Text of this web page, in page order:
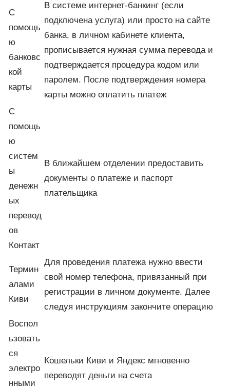
С
помощь
ю
банковс
кой
карты
В системе интернет-банкинг (если
подключена услуга) или просто на сайте
банка, в личном кабинете клиента,
прописывается нужная сумма перевода и
подтверждается процедура кодом или
паролем. После подтверждения номера
карты можно оплатить платеж
С
помощь
ю
систем
ы
денежн
ых
перевод
ов
Контакт
В ближайшем отделении предоставить
документы о платеже и паспорт
плательщика
Термин
алами
Киви
Для проведения платежа нужно ввести
свой номер телефона, привязанный при
регистрации в личном документе. Далее
следуя инструкциям закончите операцию
Воспол
ьзовать
ся
электро
нными
Кошельки Киви и Яндекс мгновенно
переводят деньги на счета